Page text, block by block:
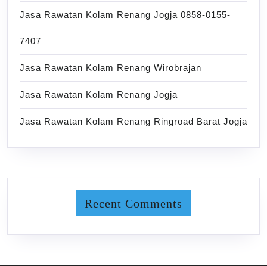
Jasa Rawatan Kolam Renang Jogja 0858-0155-
7407
Jasa Rawatan Kolam Renang Wirobrajan
Jasa Rawatan Kolam Renang Jogja
Jasa Rawatan Kolam Renang Ringroad Barat Jogja
Recent Comments